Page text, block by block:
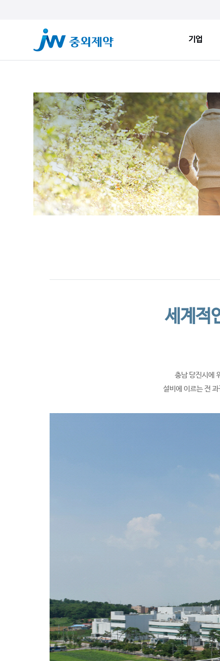
기업
인사말
회사소개
창업정신
생산시설
JW Promise
JW WAY
연혁
환경적 지속가능성
사회적 지속가능성
지배구조
JW Now
JW Brand
ESG
세계적
충남 당진시에
설비에 이르는 전